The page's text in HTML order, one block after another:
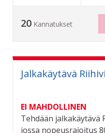
20 Kannatukset
Jalkakäytävä
EI MAHDOLLINEN
Tehdään jalkakäytävä
jossa nopeusrajoitus